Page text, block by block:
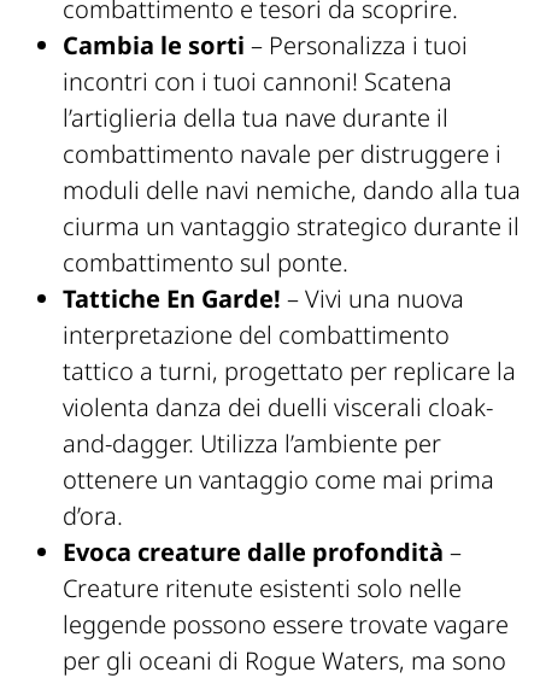
combattimento e tesori da scoprire.
Cambia le sorti – Personalizza i tuoi
incontri con i tuoi cannoni! Scatena
l’artiglieria della tua nave durante il
combattimento navale per distruggere i
moduli delle navi nemiche, dando alla tua
ciurma un vantaggio strategico durante il
combattimento sul ponte.
Tattiche En Garde! – Vivi una nuova
interpretazione del combattimento
tattico a turni, progettato per replicare la
violenta danza dei duelli viscerali cloak-
and-dagger. Utilizza l’ambiente per
ottenere un vantaggio come mai prima
d’ora.
Evoca creature dalle profondità –
Creature ritenute esistenti solo nelle
leggende possono essere trovate vagare
per gli oceani di Rogue Waters, ma sono